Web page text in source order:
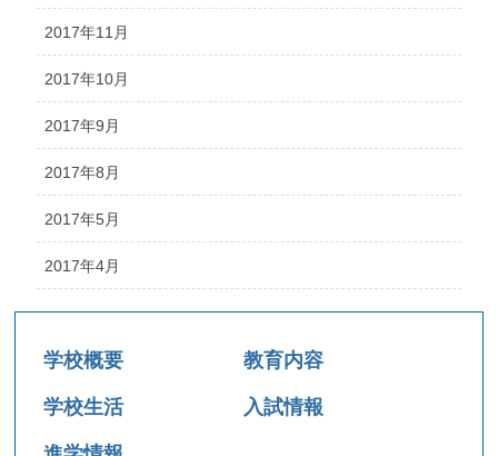
2017年11月
2017年10月
2017年9月
2017年8月
2017年5月
2017年4月
学校概要 教育内容
学校生活 入試情報